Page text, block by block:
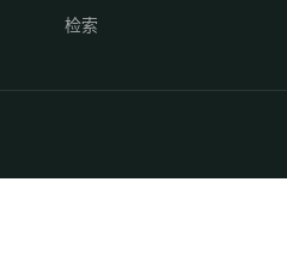
检索